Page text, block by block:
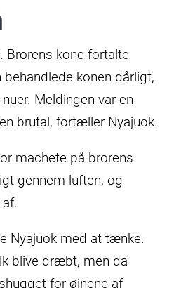
kone fortalte
konen dårligt,
Meldingen var en
brutal, fortæller Nyajuok.
machete på brorens
gennem luften, og
Nyajuok med at tænke.
blive dræbt, men da
for øjnene af